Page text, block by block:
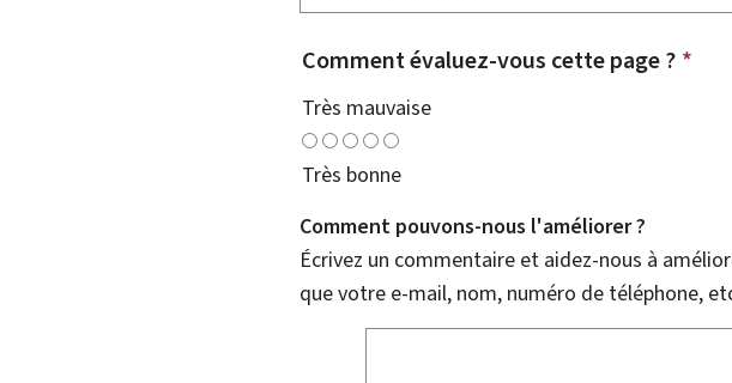
Comment évaluez-vous cette page ? *
Très mauvaise
Très bonne
Comment pouvons-nous l'améliorer ?
Écrivez un commentaire et aidez-nous à
que votre e-mail, nom, numéro de téléphone,